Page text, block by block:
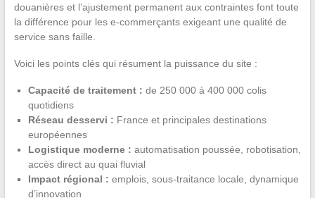
douanières et l’ajustement permanent aux contraintes font toute
la différence pour les e-commerçants exigeant une qualité de
service sans faille.
Voici les points clés qui résument la puissance du site :
Capacité de traitement : de 250 000 à 400 000 colis
quotidiens
Réseau desservi : France et principales destinations
européennes
Logistique moderne : automatisation poussée, robotisation,
accès direct au quai fluvial
Impact régional : emplois, sous-traitance locale, dynamique
d’innovation